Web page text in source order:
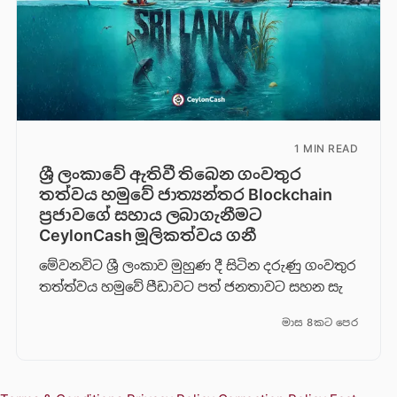
1 MIN READ
ශ්‍රී ලංකාවේ ඇතිවී තිබෙන ගංවතුර
තත්වය හමුවේ ජාත්‍යන්තර Blockchain
ප්‍රජාවගේ සහාය ලබාගැනීමට
CeylonCash මූලිකත්වය ග​නී
මේවනවිට ශ්‍රී ලංකාව මුහුණ දී සිටින දරුණු ගංවතුර
තත්ත්වය හමුවේ පීඩාවට පත් ජනතාවට සහන සැ
මාස 8කට පෙර